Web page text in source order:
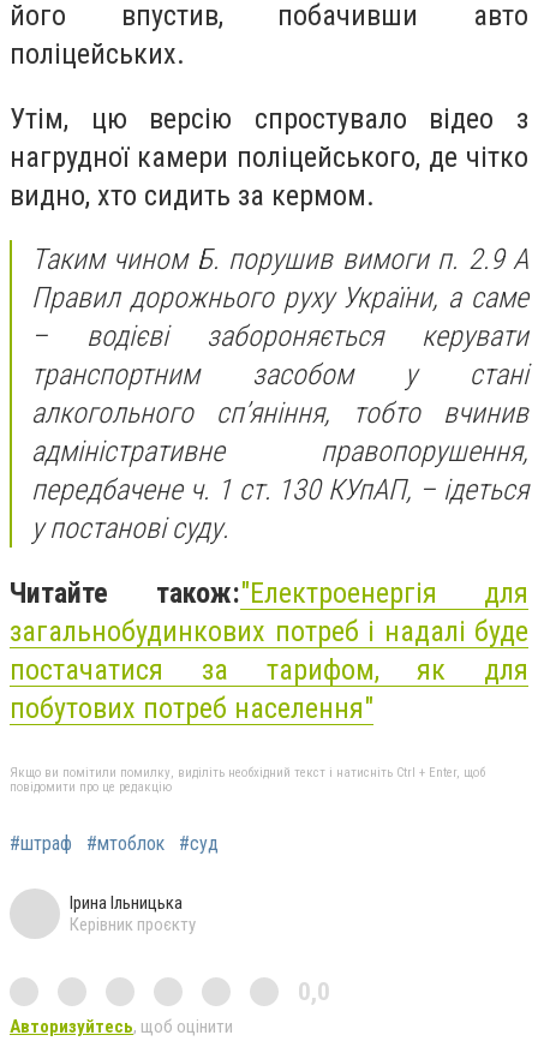
його впустив, побачивши авто
поліцейських.
Утім, цю версію спростувало відео з
нагрудної камери поліцейського, де чітко
видно, хто сидить за кермом.
Таким чином Б. порушив вимоги п. 2.9 А
Правил дорожнього руху України, а саме
– водієві забороняється керувати
транспортним засобом у стані
алкогольного сп’яніння, тобто вчинив
адміністративне правопорушення,
передбачене ч. 1 ст. 130 КУпАП, – ідеться
у постанові суду.
Читайте також:"Електроенергія для
загальнобудинкових потреб і надалі буде
постачатися за тарифом, як для
побутових потреб населення"
Якщо ви помітили помилку, виділіть необхідний текст і натисніть Ctrl + Enter, щоб
повідомити про це редакцію
#штраф #мтоблок #суд
Ірина Ільницька
Керівник проєкту
0,0
Авторизуйтесь, щоб оцінити